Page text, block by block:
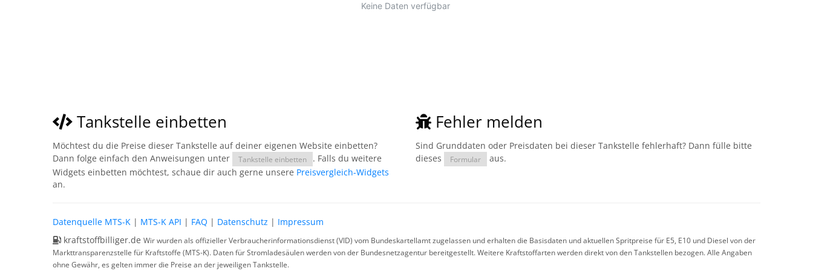
Tankstelle einbetten
Möchtest du die Preise dieser Tankstelle auf deiner eigenen Website einbetten?
Dann folge einfach den Anweisungen unter
Tankstelle einbetten
. Falls du weitere
Widgets einbetten möchtest, schaue dir auch gerne unsere Preisvergleich-Widgets
an.
Fehler melden
Sind Grunddaten oder Preisdaten bei dieser Tankstelle fehlerhaft? Dann fülle bitte
dieses
Formular aus.
Datenquelle MTS-K | MTS-K API | FAQ | Datenschutz | Impressum
kraftstoffbilliger.de Wir wurden als offizieller Verbraucherinformationsdienst (VID) vom Bundeskartellamt zugelassen und erhalten die Basisdaten und aktuellen Spritpreise für E5, E10 und Diesel von der
Markttransparenzstelle für Kraftstoffe (MTS-K). Daten für Stromladesäulen werden von der Bundesnetzagentur bereitgestellt. Weitere Kraftstoffarten werden direkt von den Tankstellen bezogen. Alle Angaben
ohne Gewähr, es gelten immer die Preise an der jeweiligen Tankstelle.